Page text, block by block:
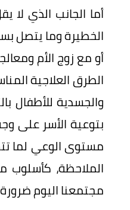
أما الجانب الذي
الخطيرة وما يتصل
أو مع زوج الأم
الطرق العلاجية
والجسدية للأطفال
بتوعية الأسر على
مستوى الوعي لما
الملاحظة، كأسلوب
مجتمعنا اليوم